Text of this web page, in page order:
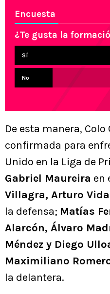
Encuesta
¿Te gusta la
Sí
No
De esta manera,
confirmada para
Unido en la Liga de
Gabriel Maureira en
Villagra, Arturo
la defensa; Matías
Alarcón, Álvaro
Méndez y Diego
Maximiliano
la delantera.